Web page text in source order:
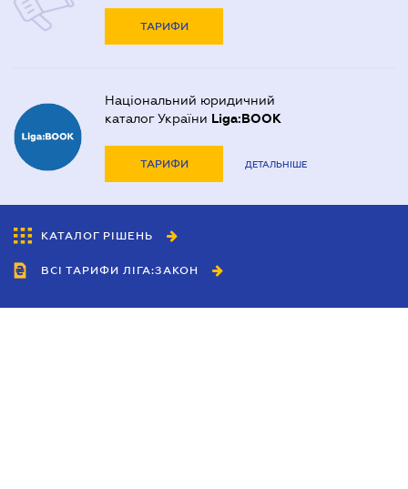
ТАРИФИ
Національний юридичний
каталог України Liga:BOOK
ТАРИФИ ДЕТАЛЬНІШЕ
КАТАЛОГ РІШЕНЬ
ВСІ ТАРИФИ ЛІГА:ЗАКОН